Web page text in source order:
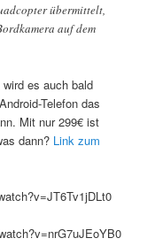
übermittelt,
auf dem
es auch bald
Telefon das
Mit nur 299€ ist
dann? Link zum